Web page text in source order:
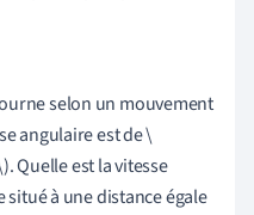
selon un mouvement
angulaire est de \
. Quelle est la vitesse
à une distance égale